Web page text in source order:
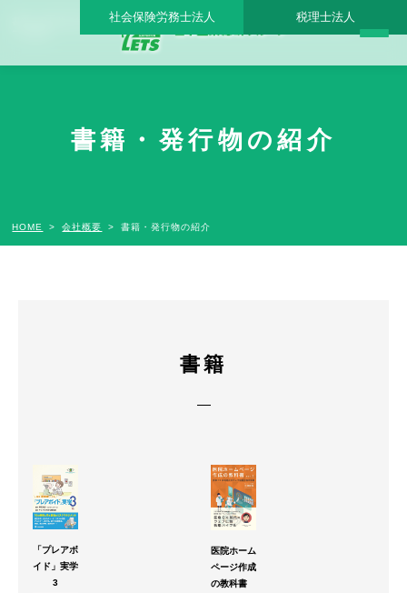
書籍・発行物の紹介 |日本医業総研｜医院開業・承継・クリニック経営支援・医療モ
社会保険労務士法人 税理士法人
書籍・発行物の紹介
HOME 会社概要 書籍・発行物の紹介
書籍
「プレアボ
イド」実学
3
医院ホーム
ページ作成
の教科書